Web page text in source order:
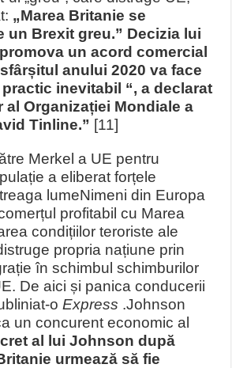
„Marea Britanie se
un Brexit greu.” Decizia lui
un acord comercial
anului 2020 va face
inevitabil “, a declarat
Organizației Mondiale a
Tinline.” [11]
Merkel a UE pentru
a eliberat forțele
lumeNimeni din Europa
profitabil cu Marea
condițiilor teroriste ale
propria națiune prin
în schimbul schimburilor
De aici și panica conducerii
oExpress .Johnson
un concurent economic al
al lui Johnson după
urmează să fie